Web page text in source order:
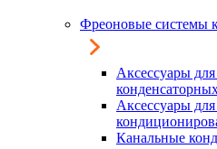
Фреоновые системы
Аксессуары
Аксессуары
Канальные